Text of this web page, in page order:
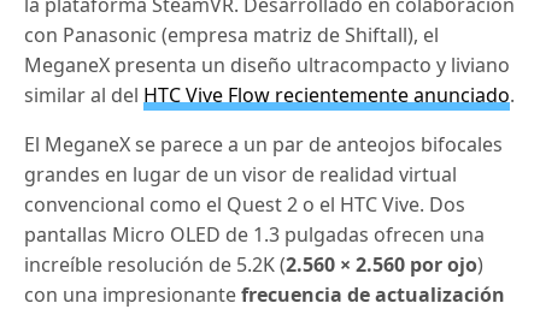
con Panasonic (empresa matriz de Shiftall), el
MeganeX presenta un diseño ultracompacto y liviano
similar al del HTC Vive Flow recientemente anunciado.
El MeganeX se parece a un par de anteojos bifocales
grandes en lugar de un visor de realidad virtual
convencional como el Quest 2 o el HTC Vive. Dos
pantallas Micro OLED de 1.3 pulgadas ofrecen una
increíble resolución de 5.2K (2.560 × 2.560 por ojo)
con una impresionantefrecuencia de actualización